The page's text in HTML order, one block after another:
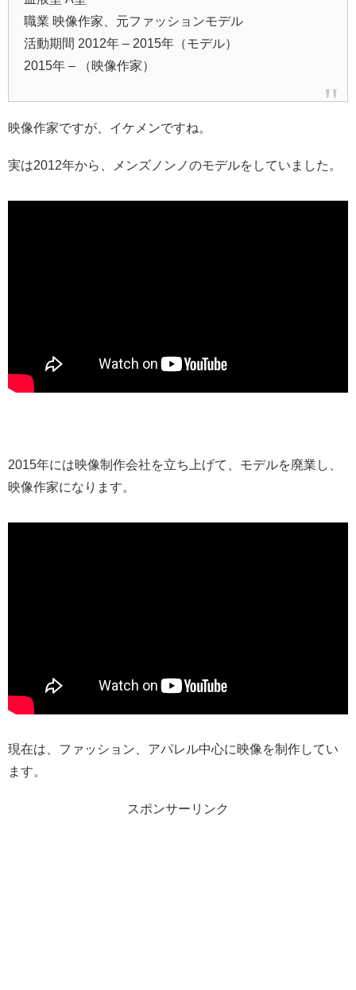
職業 映像作家、元ファッションモデル
活動期間 2012年 – 2015年（モデル）
2015年 – （映像作家）
映像作家ですが、イケメンですね。
実は2012年から、メンズノンノのモデルをしていました。
2015年には映像制作会社を立ち上げて、モデルを廃業し、
映像作家になります。
現在は、ファッション、アパレル中心に映像を制作してい
ます。
スポンサーリンク